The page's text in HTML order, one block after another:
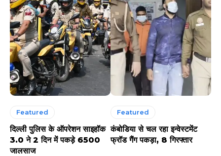
Featured
दिल्ली पुलिस के ऑपरेशन साइहॉक
3.0 ने 2 दिन में पकड़े 6500
जालसाज
Featured
कंबोडिया से चल रहा इन्वेस्टमेंट
फ्रॉड गैंग पकड़ा, 8 गिरफ्तार